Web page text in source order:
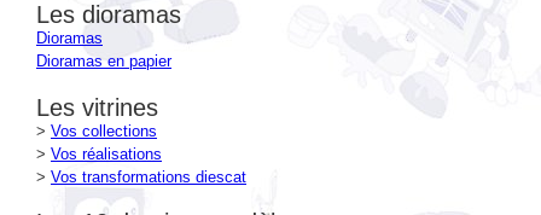
Les dioramas
Dioramas
Dioramas en papier
Les vitrines
> Vos collections
> Vos réalisations
> Vos transformations diescat